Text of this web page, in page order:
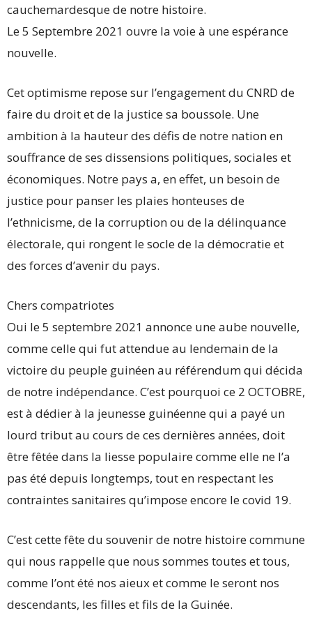
cauchemardesque de notre histoire.
Le 5 Septembre 2021 ouvre la voie à une espérance
nouvelle.
Cet optimisme repose sur l’engagement du CNRD de
faire du droit et de la justice sa boussole. Une
ambition à la hauteur des défis de notre nation en
souffrance de ses dissensions politiques, sociales et
économiques. Notre pays a, en effet, un besoin de
justice pour panser les plaies honteuses de
l’ethnicisme, de la corruption ou de la délinquance
électorale, qui rongent le socle de la démocratie et
des forces d’avenir du pays.
Chers compatriotes
Oui le 5 septembre 2021 annonce une aube nouvelle,
comme celle qui fut attendue au lendemain de la
victoire du peuple guinéen au référendum qui décida
de notre indépendance. C’est pourquoi ce 2 OCTOBRE,
est à dédier à la jeunesse guinéenne qui a payé un
lourd tribut au cours de ces dernières années, doit
être fêtée dans la liesse populaire comme elle ne l’a
pas été depuis longtemps, tout en respectant les
contraintes sanitaires qu’impose encore le covid 19.
C’est cette fête du souvenir de notre histoire commune
qui nous rappelle que nous sommes toutes et tous,
comme l’ont été nos aieux et comme le seront nos
descendants, les filles et fils de la Guinée.